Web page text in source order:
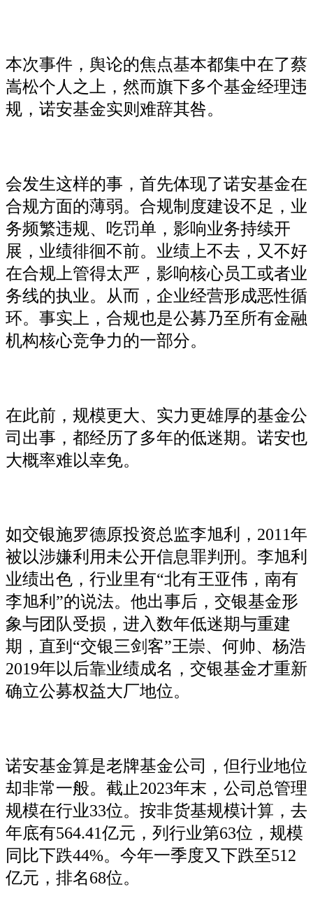
本次事件，舆论的焦点基本都集中在了蔡
嵩松个人之上，然而旗下多个基金经理违
规，诺安基金实则难辞其咎。
会发生这样的事，首先体现了诺安基金在
合规方面的薄弱。合规制度建设不足，业
务频繁违规、吃罚单，影响业务持续开
展，业绩徘徊不前。业绩上不去，又不好
在合规上管得太严，影响核心员工或者业
务线的执业。从而，企业经营形成恶性循
环。事实上，合规也是公募乃至所有金融
机构核心竞争力的一部分。
在此前，规模更大、实力更雄厚的基金公
司出事，都经历了多年的低迷期。诺安也
大概率难以幸免。
如交银施罗德原投资总监李旭利，2011年
被以涉嫌利用未公开信息罪判刑。李旭利
业绩出色，行业里有“北有王亚伟，南有
李旭利”的说法。他出事后，交银基金形
象与团队受损，进入数年低迷期与重建
期，直到“交银三剑客”王崇、何帅、杨浩
2019年以后靠业绩成名，交银基金才重新
确立公募权益大厂地位。
诺安基金算是老牌基金公司，但行业地位
却非常一般。截止2023年末，公司总管理
规模在行业33位。按非货基规模计算，去
年底有564.41亿元，列行业第63位，规模
同比下跌44%。今年一季度又下跌至512
亿元，排名68位。